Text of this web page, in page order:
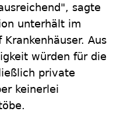
sagte
unterhält im
Aus
würden für die
private
keinerlei